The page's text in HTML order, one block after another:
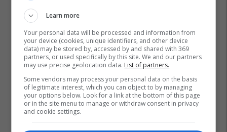
69%
Neptun
Banesë 80m² në shitje në
Bregun e Diellit, me hapësirë
praktike për familje #16079
Pro Real Estate
Learn more
Your personal data will be processed and information from
your device (cookies, unique identifiers, and other device
data) may be stored by, accessed by and shared with 369
partners, or used specifically by this site. We and our partners
may use precise geolocation data. List of partners.
Some vendors may process your personal data on the basis
of legitimate interest, which you can object to by managing
your options below. Look for a link at the bottom of this page
or in the site menu to manage or withdraw consent in privacy
and cookie settings.